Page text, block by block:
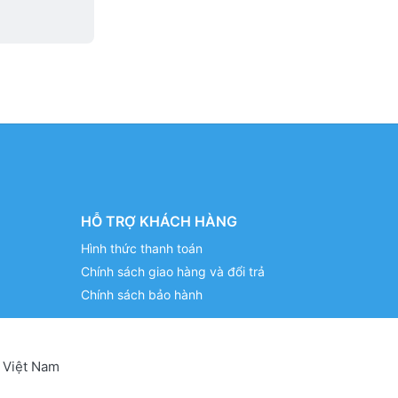
HỖ TRỢ KHÁCH HÀNG
Hình thức thanh toán
Chính sách giao hàng và đổi trả
Chính sách bảo hành
Nam